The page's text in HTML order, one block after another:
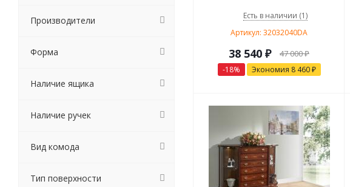
Есть в наличии (1)
Артикул: 32032040DA
38 540 ₽ 47 000₽
-18% Экономия 8 460₽
Производители
Форма
Наличие ящика
Наличие ручек
Вид комода
Тип поверхности